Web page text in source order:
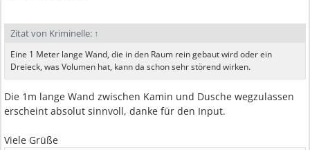
Zitat von Kriminelle: ↑
Eine 1 Meter lange Wand, die in den Raum rein gebaut wird oder ein
Dreieck, was Volumen hat, kann da schon sehr störend wirken.
Die 1m lange Wand zwischen Kamin und Dusche wegzulassen
erscheint absolut sinnvoll, danke für den Input.
Viele Grüße